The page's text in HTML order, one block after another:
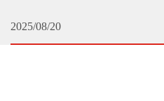
2025/08/20